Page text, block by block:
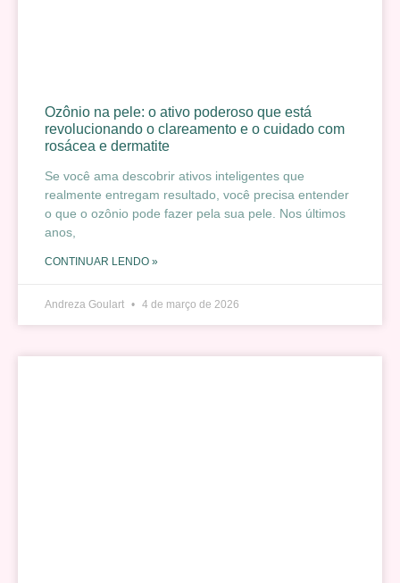
Ozônio na pele: o ativo poderoso que está
revolucionando o clareamento e o cuidado com
rosácea e dermatite
Se você ama descobrir ativos inteligentes que
realmente entregam resultado, você precisa entender
o que o ozônio pode fazer pela sua pele. Nos últimos
anos,
CONTINUAR LENDO »
Andreza Goulart 4 de março de 2026